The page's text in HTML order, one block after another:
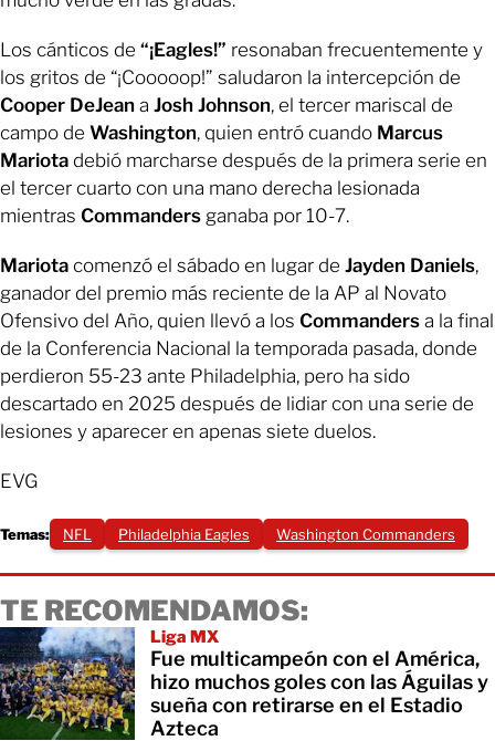
Los cánticos de “¡Eagles!” resonaban frecuentemente y
los gritos de “¡Cooooop!” saludaron la intercepción de
Cooper DeJean a Josh Johnson, el tercer mariscal de
campo de Washington, quien entró cuando Marcus
Mariota debió marcharse después de la primera serie en
el tercer cuarto con una mano derecha lesionada
mientras Commanders ganaba por 10-7.
Mariota comenzó el sábado en lugar de Jayden Daniels,
ganador del premio más reciente de la AP al Novato
Ofensivo del Año, quien llevó a los Commanders a la final
de la Conferencia Nacional la temporada pasada, donde
perdieron 55-23 ante Philadelphia, pero ha sido
descartado en 2025 después de lidiar con una serie de
lesiones y aparecer en apenas siete duelos.
EVG
Temas: NFL Philadelphia Eagles Washington Commanders
TE RECOMENDAMOS:
Liga MX
Fue multicampeón con el América,
hizo muchos goles con las Águilas y
sueña con retirarse en el Estadio
Azteca